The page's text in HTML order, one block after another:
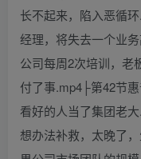
长不起来，陷入恶循
经理，将失去一个业
公司每周2次培训，老
付了事.mp4├第42节
看好的人当了集团老
想办法补救，太晚了